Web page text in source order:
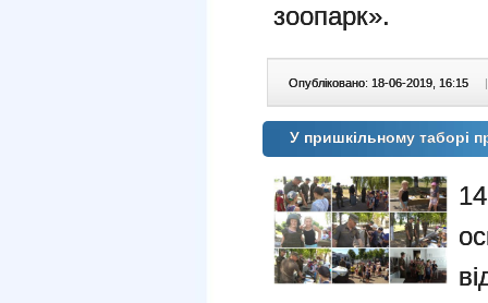
зоопарк».
Опубліковано: 18-06-2019, 16:15 |
У пришкільному таборі